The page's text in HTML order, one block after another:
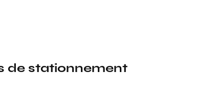
de stationnement